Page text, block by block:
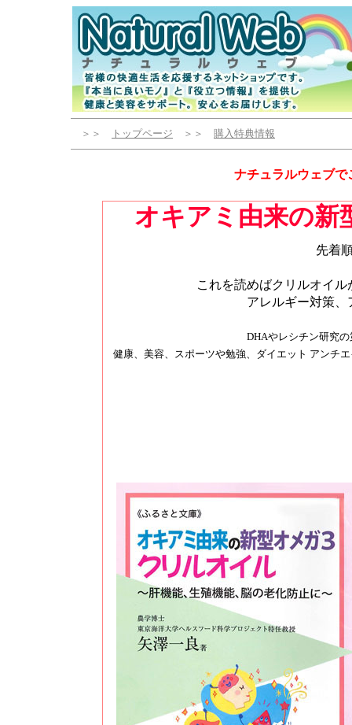
＞＞ トップページ ＞＞ 購入特典情報
ナチュラルウェブで
オキアミ由来の
先着
これを読めばクリルオイ
アレルギー対策
DHAやレシチン研究
健康、美容、スポーツや勉強、ダイエット アンチ